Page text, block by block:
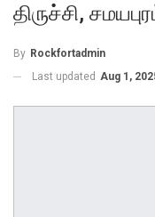
திருச்சி,
By Rockfortadmin
Last updated Aug 1,